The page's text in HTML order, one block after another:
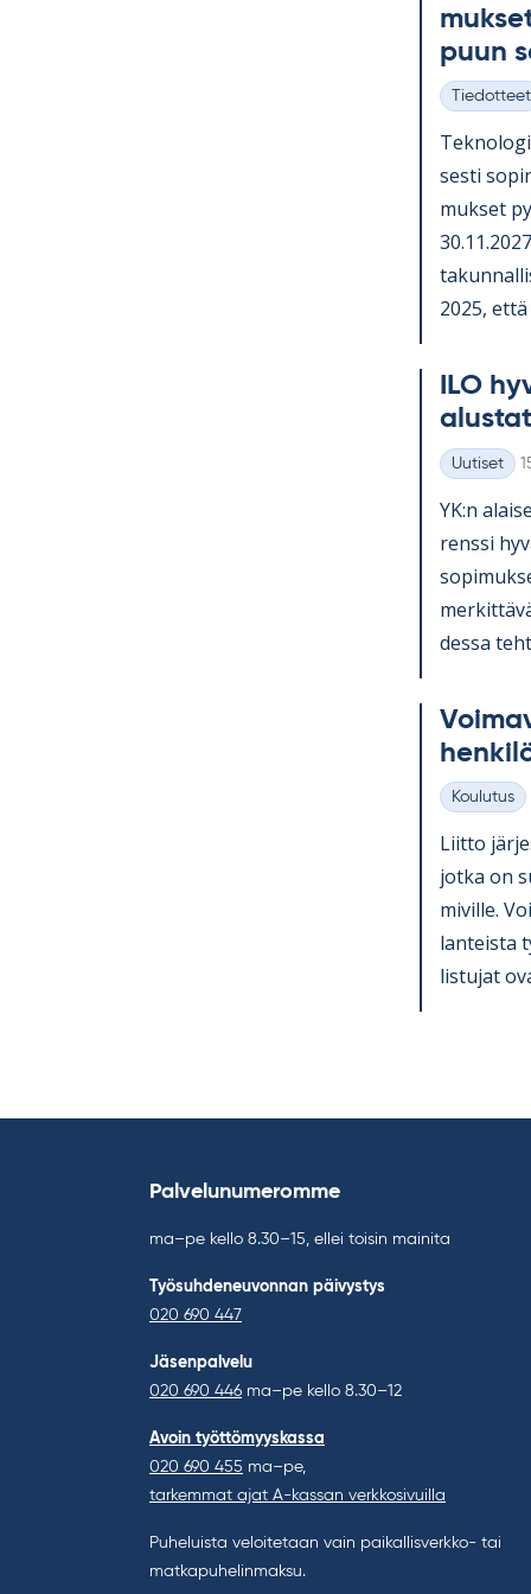
puun
Kategoriat
Tiedotteet
sesti
muk­set
2025,
ILO
Kategoriat
Uutiset
YK:n
renssi
dessa
Kategoriat
Koulutus
Liitto
jotka on
mi­ville.
lan­teista
lis­tu­jat
Palvelunumeromme
ma–pe kello 8.30–15, ellei toisin mainita
Työsuhdeneuvonnan päivystys
020 690 447
Jäsenpalvelu
020 690 446 ma–pe kello 8.30–12
Avoin työttömyyskassa
020 690 455 ma–pe,
tarkemmat ajat A-kassan verkkosivuilla
Puheluista veloitetaan vain paikallisverkko- tai
matkapuhelinmaksu.